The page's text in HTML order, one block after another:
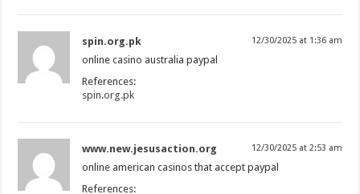
spin.org.pk 12/30/2025 at 1:36 am
online casino australia paypal
References:
spin.org.pk
www.new.jesusaction.org 12/30/2025 at 2:53 am
online american casinos that accept paypal
References: